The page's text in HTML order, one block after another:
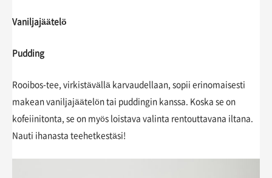
Vaniljajäätelö
Pudding
Rooibos-tee, virkistävällä karvaudellaan, sopii erinomaisesti
makean vaniljajäätelön tai puddingin kanssa. Koska se on
kofeiinitonta, se on myös loistava valinta rentouttavana iltana.
Nauti ihanasta teehetkestäsi!